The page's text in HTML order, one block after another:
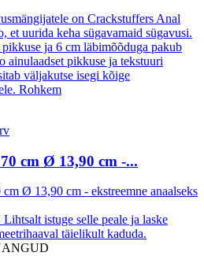
on Crackstuffers Anal
et uurida keha sügavamaid sügavusi.
ja 6 cm läbimõõduga pakub
ainulaadset pikkuse ja tekstuuri
väljakutse isegi kõige
Rohkem
cm Ø 13,90 cm -...
Lihtsalt istuge selle peale ja laske
täielikult kaduda.